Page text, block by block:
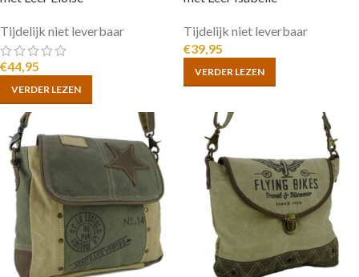
Tijdelijk niet leverbaar
€44,95
VERDER LEZEN
Tijdelijk niet leverbaar
€39,95
VERDER LEZEN